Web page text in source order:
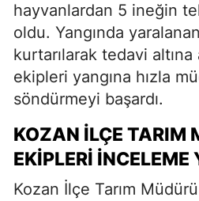
hayvanlardan 5 ineğin
oldu. Yangında
kurtarılarak tedavi altına
ekipleri yangına hızla
söndürmeyi başardı.
KOZAN İLÇE TARIM
EKIPLERI İNCELEME
Kozan İlçe Tarım